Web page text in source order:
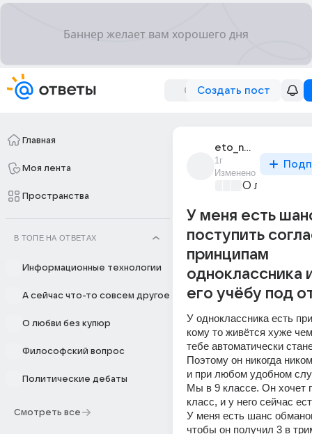
Создать пост
Главная
Моя лента
Пространства
В ТОПЕ НА ОТВЕТАХ
Информационные технологии
А сейчас что-то совсем другое
О любви без купюр
Философский вопрос
Политические дебаты
Смотреть все
eto_neia_19
1г
Изменено
О любви без
У меня есть
поступить
принципам
одноклассника
его учёбу под
У одноклассника есть
кому то живётся хуже
тебе автоматически
Поэтому он никогда
и при любом удобном
Мы в 9 классе. Он хочет
класс, и у него сейчас
У меня есть шанс
чтобы он получил 3 в